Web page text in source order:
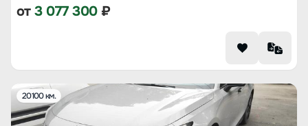
от3 077 300₽
20100 км.